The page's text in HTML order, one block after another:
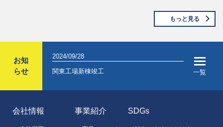
もっと見る
お知
らせ
フレッシュ
2024/09/28
関東工場新棟竣工
2024/04/05
2024年入社
一覧
会社情報 事業紹介 SDGs